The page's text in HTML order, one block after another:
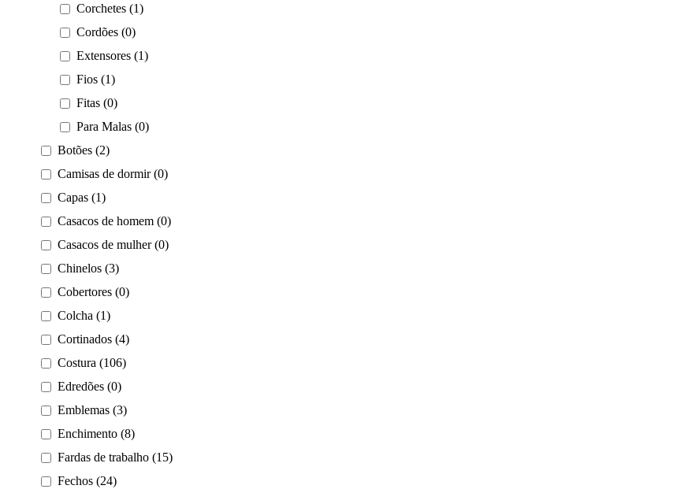
Corchetes (1)
Cordões (0)
Extensores (1)
Fios (1)
Fitas (0)
Para Malas (0)
Botões (2)
Camisas de dormir (0)
Capas (1)
Casacos de homem (0)
Casacos de mulher (0)
Chinelos (3)
Cobertores (0)
Colcha (1)
Cortinados (4)
Costura (106)
Edredões (0)
Emblemas (3)
Enchimento (8)
Fardas de trabalho (15)
Fechos (24)